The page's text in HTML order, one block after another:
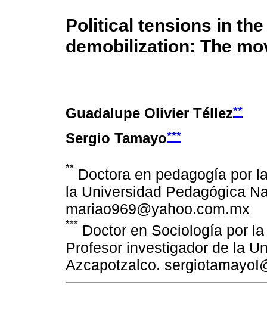
Political tensions in
demobilization: The
Guadalupe Olivier Téllez**
Sergio Tamayo***
** Doctora en pedagogía por
la Universidad Pedagógica
mariao969@yahoo.com.mx
*** Doctor en Sociología por
Profesor investigador de la
Azcapotzalco.